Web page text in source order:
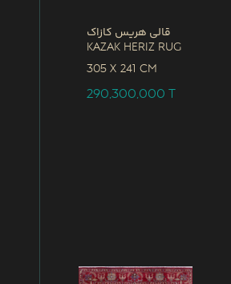
قالی هریس کازاک
Kazak Heriz Rug
305 x 241 CM
290,300,000T